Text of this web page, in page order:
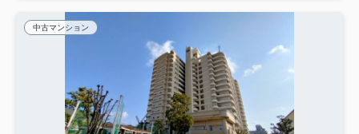
中古マンション